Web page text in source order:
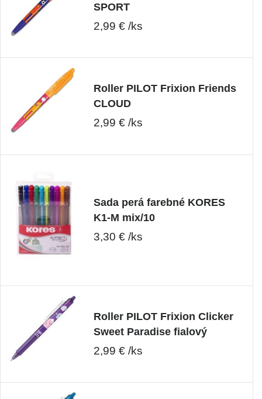
SPORT
2,99 € /ks
Roller PILOT Frixion Friends
CLOUD
2,99 € /ks
Sada perá farebné KORES
K1-M mix/10
3,30 € /ks
Roller PILOT Frixion Clicker
Sweet Paradise fialový
2,99 € /ks